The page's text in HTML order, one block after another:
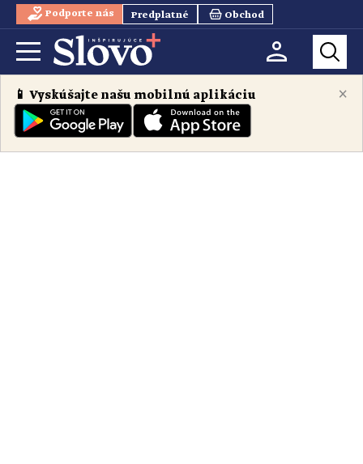
Podporte nás Predplatné Obchod
×
📱 Vyskúšajte našu mobilnú aplikáciu